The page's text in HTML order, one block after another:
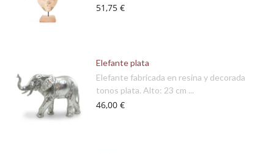
51,75 €
Elefante plata
Elefante fabricada en resina y decorada
tonos plata. Alto: 23 cm ...
46,00 €